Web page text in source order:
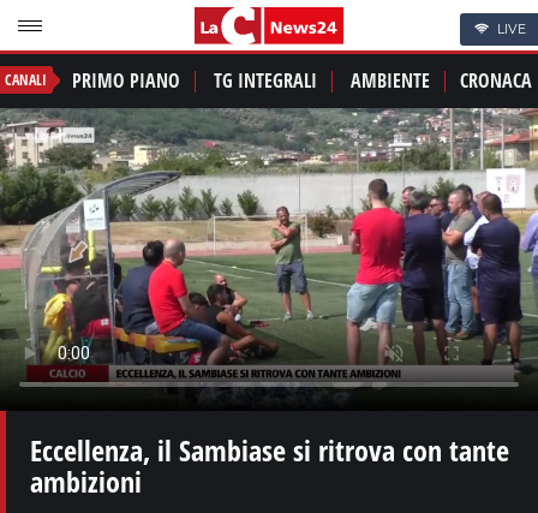
LIVE
CANALI PRIMO PIANO TG INTEGRALI AMBIENTE CRONACA
Eccellenza, il Sambiase si ritrova con tante
ambizioni